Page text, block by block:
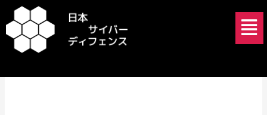
容
を
ッ
メ
ニ
ュ
Volt Typhoon 日本